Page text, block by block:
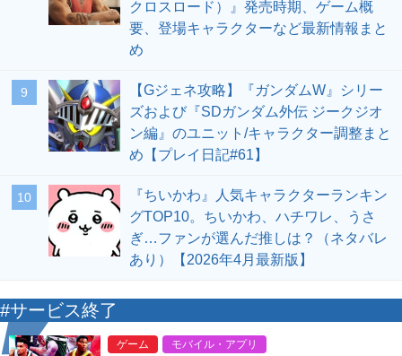
クロスロード）』発売時期、ゲーム概
要、登場キャラクターなど最新情報まと
め
9
【Gジェネ攻略】『ガンダムW』シリー
ズおよび『SDガンダム外伝 ジークジオ
ン編』のユニット/キャラクター調整まと
め【プレイ日記#61】
10
『ちいかわ』人気キャラクターランキン
グTOP10。ちいかわ、ハチワレ、うさ
ぎ…ファンが選んだ推しは？（ネタバレ
あり）【2026年4月最新版】
#サービス終了
ゲーム モバイル・アプリ